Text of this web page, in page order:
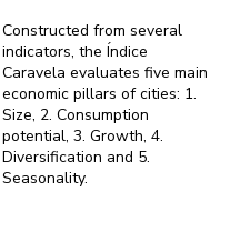
Constructed from several
indicators, the Índice
Caravela evaluates five main
economic pillars of cities: 1.
Size, 2. Consumption
potential, 3. Growth, 4.
Diversification and 5.
Seasonality.